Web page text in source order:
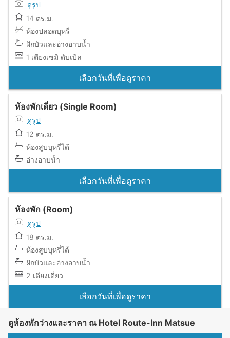
ดูรูป
14 ตร.ม.
ห้องปลอดบุหรี่
ฝักบัวและอ่างอาบน้ำ
1 เตียงเซมิ ดับเบิล
เลือกวันที่เพื่อดูราคา
ห้องพักเดี่ยว (Single Room)
ดูรูป
12 ตร.ม.
ห้องสูบบุหรี่ได้
อ่างอาบน้ำ
เลือกวันที่เพื่อดูราคา
ห้องพัก (Room)
ดูรูป
18 ตร.ม.
ห้องสูบบุหรี่ได้
ฝักบัวและอ่างอาบน้ำ
2 เตียงเดี่ยว
เลือกวันที่เพื่อดูราคา
ดูห้องพักว่างและราคา ณ Hotel Route-Inn Matsue